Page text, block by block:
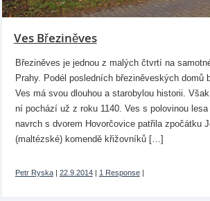
Ves Březiněves
Březiněves je jednou z malých čtvrtí na
Prahy. Podél posledních březiněveských domů
Ves má svou dlouhou a starobylou historii.
ní pochází už z roku 1140. Ves s polovinou
navrch s dvorem Hovorčovice patřila zpočátku
(maltézské) komendě křižovníků […]
Petr Ryska| 22.9.2014| 1 Response|